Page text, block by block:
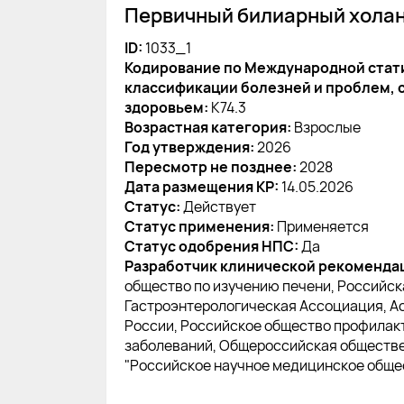
Первичный билиарный
ID: 1033_1
Кодирование по Международной
классификации болезней и проблем,
здоровьем: K74.3
Возрастная категория: Взрослые
Год утверждения:2026
Пересмотр не позднее:2028
Дата размещения КР: 14.05.2026
Статус:Действует
Статус применения: Применяется
Статус одобрения НПС:Да
Разработчик клинической
общество по изучению печени,
Гастроэнтерологическая Ассоциация,
России, Российское общество
заболеваний, Общероссийская
"Российское научное медицинское